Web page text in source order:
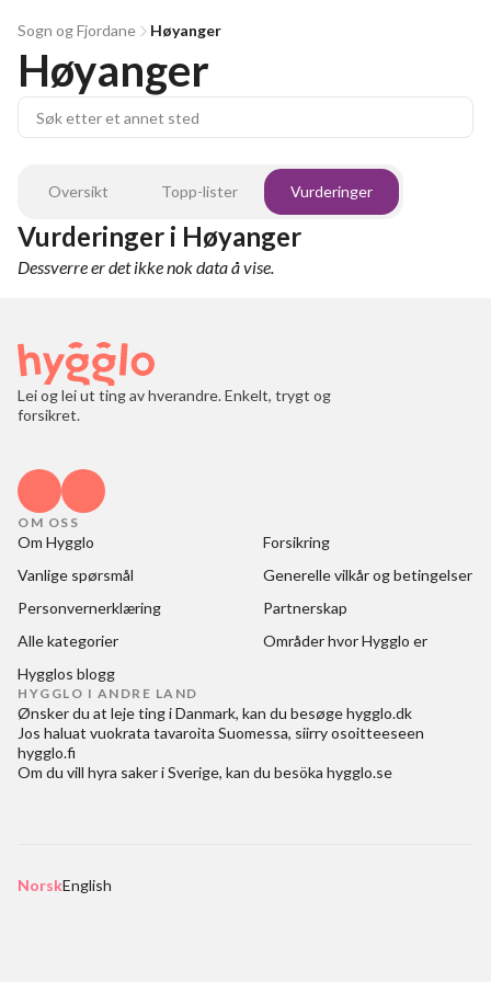
Sogn og Fjordane Høyanger
Høyanger
Oversikt Topp-lister Vurderinger
Vurderinger i Høyanger
Dessverre er det ikke nok data å vise.
Lei og lei ut ting av hverandre. Enkelt, trygt og
forsikret.
OM OSS
Om Hygglo
Forsikring
Vanlige spørsmål
Generelle vilkår og betingelser
Personvernerklæring
Partnerskap
Alle kategorier
Områder hvor Hygglo er
Hygglos blogg
HYGGLO I ANDRE LAND
Ønsker du at leje ting i Danmark, kan du besøgehygglo.dk
Jos haluat vuokrata tavaroita Suomessa, siirry osoitteeseen
hygglo.fi
Om du vill hyra saker i Sverige, kan du besöka hygglo.se
NorskEnglish